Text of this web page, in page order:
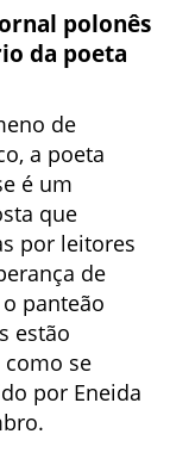
polonês
da poeta
de
a poeta
é um
que
por leitores
de
panteão
estão
se
por Eneida